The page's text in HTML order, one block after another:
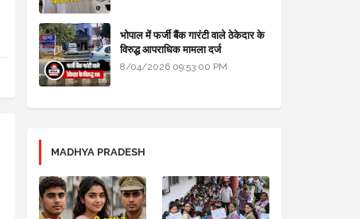
भोपाल में फर्जी बैंक गारंटी वाले ठेकेदार के
विरुद्ध आपराधिक मामला दर्ज
8/04/2026 09:53:00 PM
MADHYA PRADESH